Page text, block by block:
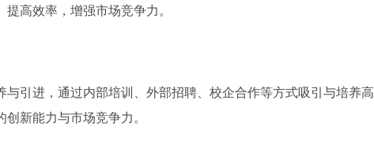
高效率，增强市场竞争力。
引进，通过内部培训、外部招聘、校企合作等方式吸引与培养高
新能力与市场竞争力。